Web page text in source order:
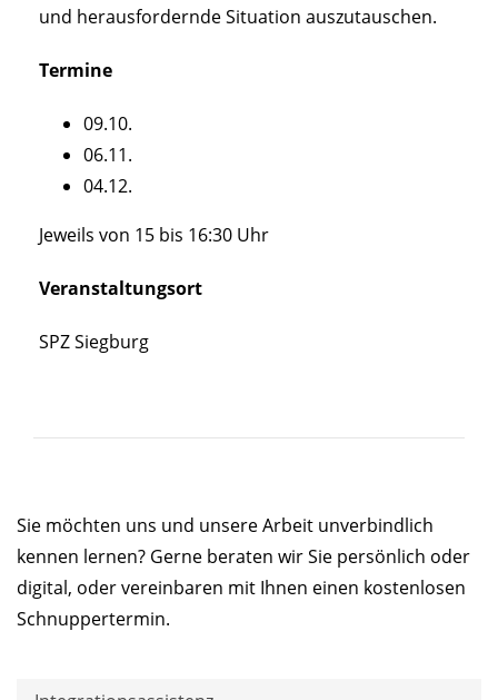
und herausfordernde Situation auszutauschen.
Termine
09.10.
06.11.
04.12.
Jeweils von 15 bis 16:30 Uhr
Veranstaltungsort
SPZ Siegburg
Sie möchten uns und unsere Arbeit unverbindlich
kennen lernen? Gerne beraten wir Sie persönlich oder
digital, oder vereinbaren mit Ihnen einen kostenlosen
Schnuppertermin.